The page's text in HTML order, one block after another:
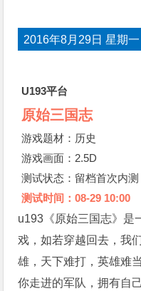
2016年8月29日 星期一
U193平台
原始三国志
游戏题材：历史
游戏画面：2.5D
测试状态：留档首次内测
测试时间：08-29 10:00
u193《原始三国志》是
戏，如若穿越回去，我
雄，天下难打，英雄难
你走进的军队，拥有自